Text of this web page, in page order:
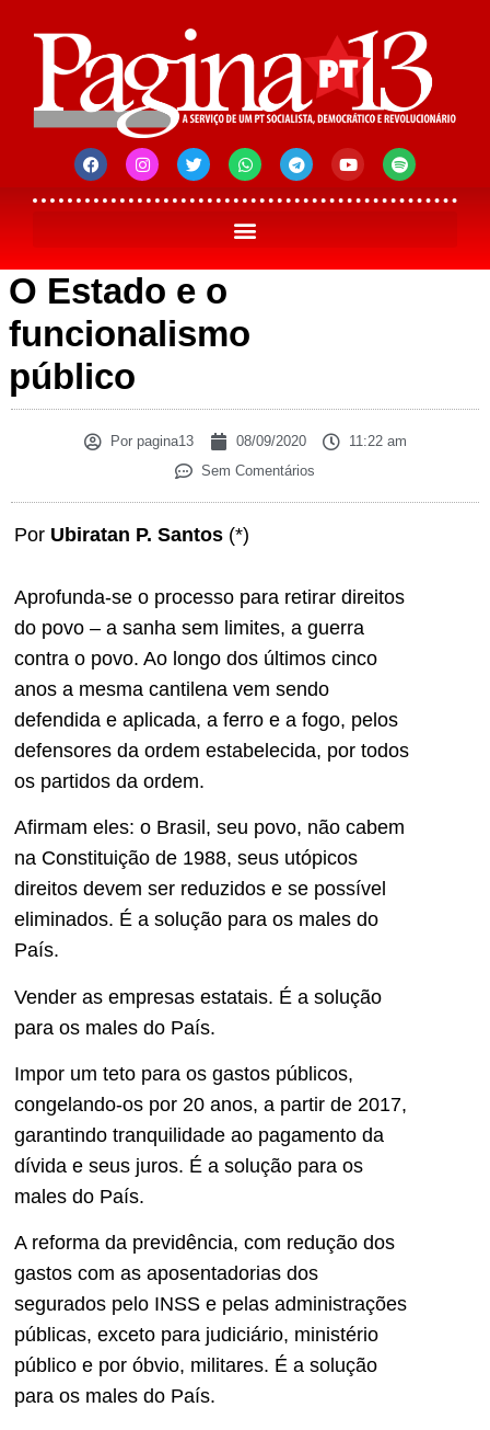
O Estado e o
funcionalismo
público
Porpagina13 08/09/2020
11:22 am
Sem Comentários
Por Ubiratan P. Santos (*)
Aprofunda-se o processo para retirar direitos
do povo – a sanha sem limites, a guerra
contra o povo. Ao longo dos últimos cinco
anos a mesma cantilena vem sendo
defendida e aplicada, a ferro e a fogo, pelos
defensores da ordem estabelecida, por todos
os partidos da ordem.
Afirmam eles: o Brasil, seu povo, não cabem
na Constituição de 1988, seus utópicos
direitos devem ser reduzidos e se possível
eliminados. É a solução para os males do
País.
Vender as empresas estatais. É a solução
para os males do País.
Impor um teto para os gastos públicos,
congelando-os por 20 anos, a partir de 2017,
garantindo tranquilidade ao pagamento da
dívida e seus juros. É a solução para os
males do País.
A reforma da previdência, com redução dos
gastos com as aposentadorias dos
segurados pelo INSS e pelas administrações
públicas, exceto para judiciário, ministério
público e por óbvio, militares. É a solução
para os males do País.